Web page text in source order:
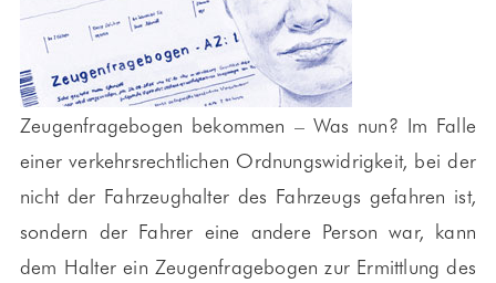
Zeugenfragebogen bekommen – Was nun? Im Falle
einer verkehrsrechtlichen Ordnungswidrigkeit, bei der
nicht der Fahrzeughalter des Fahrzeugs gefahren ist,
sondern der Fahrer eine andere Person war, kann
dem Halter ein Zeugenfragebogen zur Ermittlung des